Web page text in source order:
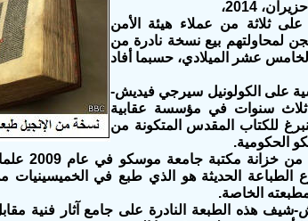
ثلاثة من عملاء هيئة الأمن
لمحاولتهم بيع نسخة نادرة من
الخامس عشر الميلادي، حسبما أفاد
على الكولونيل سيرجي فيديش-
سنوات في مؤسسة عقابية
للكتاب المقدس المتكونة من
الحكومية.
وسرق
الطباعة الحديثة هو الذي طبع في
الخاصة.